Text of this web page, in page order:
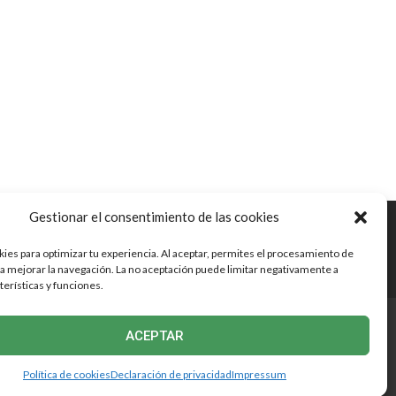
Gestionar el consentimiento de las cookies
para optimizar tu experiencia. Al aceptar, permites el procesamiento de
mejorar la navegación. La no aceptación puede limitar negativamente a
y funciones.
ACEPTAR
Política de cookiesDeclaración de privacidadImpressum